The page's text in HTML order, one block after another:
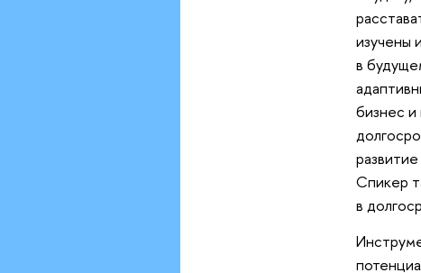
изучены
в
бизнес
Спикер
в